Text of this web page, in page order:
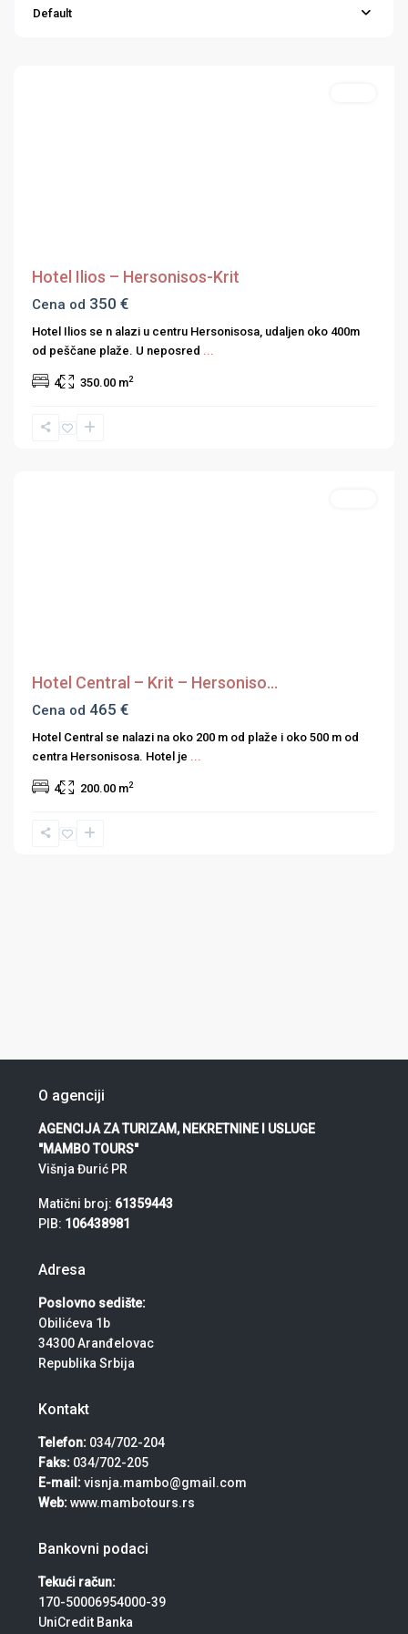
Default
Grčka
Hotel Ilios – Hersonisos-Krit
Cena od 350 €
Hotel Ilios se n alazi u centru Hersonisosa, udaljen oko 400m
od peščane plaže. U neposred ...
4 350.00 m2
Ostrva,
Hotel Central – Krit – Hersoniso...
Cena od 465 €
Hotel Central se nalazi na oko 200 m od plaže i oko 500 m od
centra Hersonisosa. Hotel je ...
4 200.00 m2
O agenciji
AGENCIJA ZA TURIZAM, NEKRETNINE I USLUGE
"MAMBO TOURS"
Višnja Đurić PR
Matični broj: 61359443
PIB: 106438981
Adresa
Poslovno sedište:
Obilićeva 1b
34300 Aranđelovac
Republika Srbija
Kontakt
Telefon: 034/702-204
Faks: 034/702-205
E-mail:visnja.mambo@gmail.com
Web:www.mambotours.rs
Bankovni podaci
Tekući račun:
170-50006954000-39
UniCredit Banka